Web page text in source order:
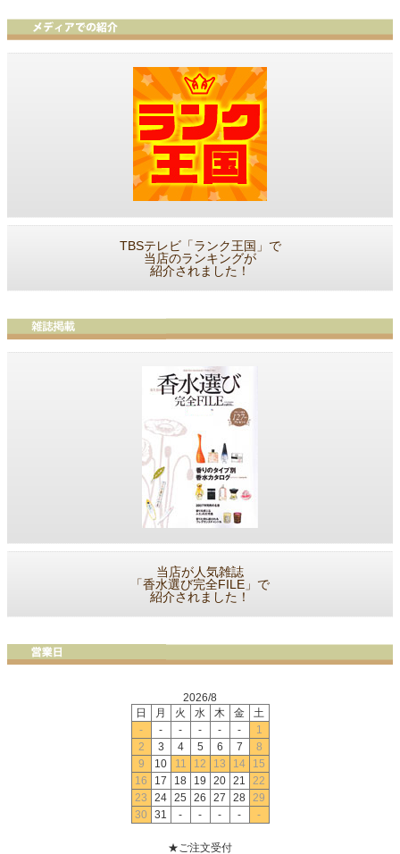
TBSテレビ「ランク王国」で
当店のランキングが
紹介されました！
当店が人気雑誌
「香水選び完全FILE」で
紹介されました！
2026/8
日
月 火 水 木 金
土
-
- - - - -
1
2
3 4 5 6 7
8
9
10 11 12 13 14
15
16
17 18 19 20 21
22
23
24 25 26 27 28 29
30
31 - - - - -
★ご注文受付